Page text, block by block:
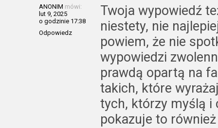
ANONIM mówi:
lut 9, 2025
o godzinie 17:38
Odpowiedz
Twoja wypowiedź
niestety, nie
powiem, że nie
wypowiedzi
prawdą opartą na
takich, które
tych, którzy myślą i
pokazuje to